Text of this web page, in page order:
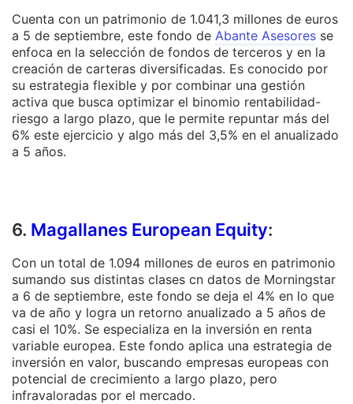
Cuenta con un patrimonio de 1.041,3 millones de euros
a 5 de septiembre, este fondo de Abante Asesores se
enfoca en la selección de fondos de terceros y en la
creación de carteras diversificadas. Es conocido por
su estrategia flexible y por combinar una gestión
activa que busca optimizar el binomio rentabilidad-
riesgo a largo plazo, que le permite repuntar más del
6% este ejercicio y algo más del 3,5% en el anualizado
a 5 años.
6. Magallanes European Equity:
Con un total de 1.094 millones de euros en patrimonio
sumando sus distintas clases cn datos de Morningstar
a 6 de septiembre, este fondo se deja el 4% en lo que
va de año y logra un retorno anualizado a 5 años de
casi el 10%. Se especializa en la inversión en renta
variable europea. Este fondo aplica una estrategia de
inversión en valor, buscando empresas europeas con
potencial de crecimiento a largo plazo, pero
infravaloradas por el mercado.